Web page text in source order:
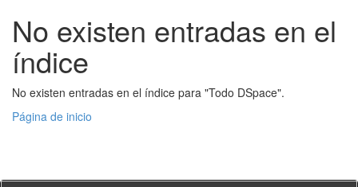
No existen entradas en el
índice
No existen entradas en el índice para "Todo DSpace".
Página de inicio